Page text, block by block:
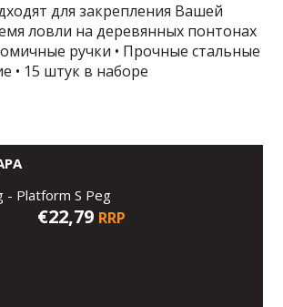
для закрепления Вашей
ловли на деревянных понтонах
ручки • Прочные стальные
• 15 штук в наборе
- Platform S Peg
€22,79 RRP